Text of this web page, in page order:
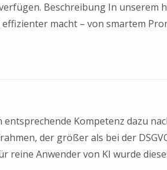
Beschreibung In unserem
macht – von smartem
Kompetenz dazu
der größer als bei der
reine Anwender von KI wurde